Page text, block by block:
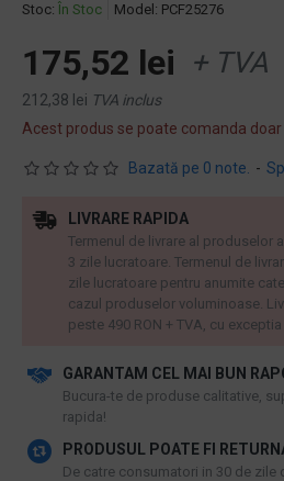
Stoc: În Stoc Model: PCF25276
Bazată pe 0 note. -
175,52 lei + TVA
212,38 lei TVA inclus
Acest produs se poate comanda doar
GARANTAM CEL MAI BUN
​Bucura-te de produse calitative,
rapida!
PRODUSUL POATE FI
De catre consumatori in 30 de zile
LIVRARE RAPIDA
Termenul de livrare al produselor
3 zile lucratoare. Termenul de
zile lucratoare pentru anumite
cazul produselor voluminoase.
peste 490 RON + TVA, cu